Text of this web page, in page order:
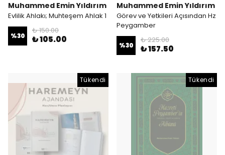
Muhammed Emin Yıldırım
Evlilik Ahlakı; Muhteşem Ahlak 1
%30
₺ 150.00
₺ 105.00
Muhammed Emin Yıldırım
Görev ve Yetkileri Açısından Hz
Peygamber
%30
₺ 225.00
₺ 157.50
Tükendi Tükendi